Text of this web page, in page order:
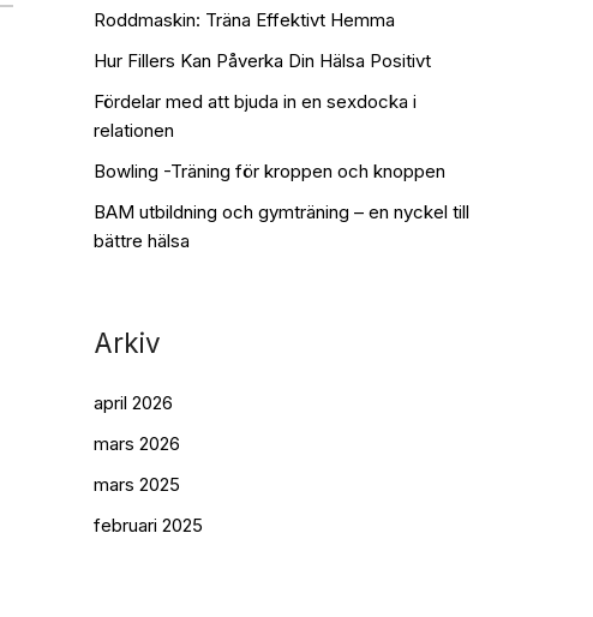
Roddmaskin: Träna Effektivt Hemma
Hur Fillers Kan Påverka Din Hälsa Positivt
Fördelar med att bjuda in en sexdocka i
relationen
Bowling -Träning för kroppen och knoppen
BAM utbildning och gymträning – en nyckel till
bättre hälsa
Arkiv
april 2026
mars 2026
mars 2025
februari 2025